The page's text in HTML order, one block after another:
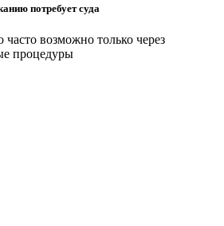
потребует суда
возможно только через
процедуры